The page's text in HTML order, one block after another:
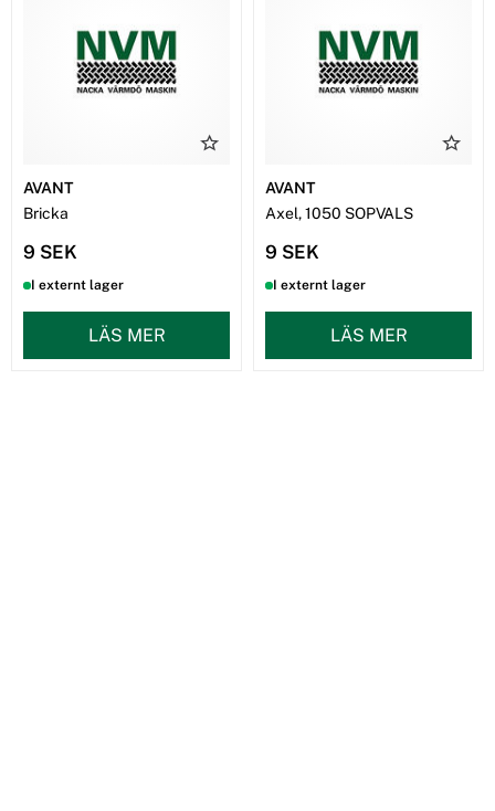
AVANT
Bricka
9 SEK
I externt lager
LÄS MER
AVANT
Axel, 1050 SOPVALS
9 SEK
I externt lager
LÄS MER